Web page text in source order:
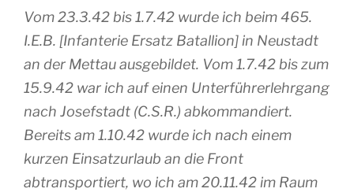
Vom 23.3.42 bis 1.7.42 wurde ich beim 465.
I.E.B. [Infanterie Ersatz Batallion] in Neustadt
an der Mettau ausgebildet. Vom 1.7.42 bis zum
15.9.42 war ich auf einen Unterführerlehrgang
nach Josefstadt (C.S.R.) abkommandiert.
Bereits am 1.10.42 wurde ich nach einem
kurzen Einsatzurlaub an die Front
abtransportiert, wo ich am 20.11.42 im Raum